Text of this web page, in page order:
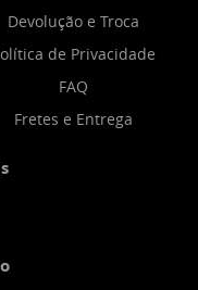
Devolução e Troca
de Privacidade
FAQ
Fretes e Entrega